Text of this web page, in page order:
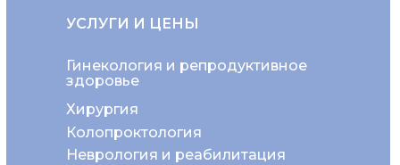
Неврология и реабилитация
Колопроктология
Хирургия
Гинекология и репродуктивное
здоровье
УСЛУГИ И ЦЕНЫ